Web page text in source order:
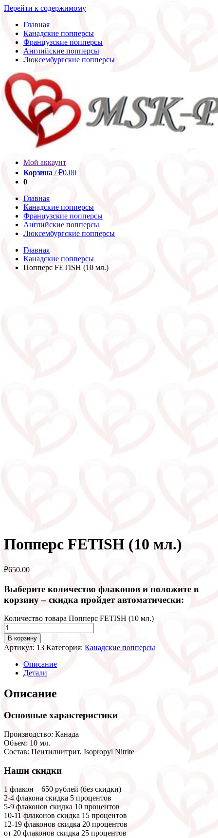
Перейти к содержимому
Главная
Канадские попперсы
Французские попперсы
Английские попперсы
Люксембургские попперсы
Мой аккаунт
Корзина /₽0.00
0
Главная
Канадские попперсы
Французские попперсы
Английские попперсы
Люксембургские попперсы
Главная
Канадские попперсы
Попперс FETISH (10 мл.)
Попперс FETISH (10 мл.)
₽650.00
Выберите количество флаконов и положите в
корзину – скидка пройдет автоматически:
Количество товара Попперс FETISH (10 мл.)
В корзину
Артикул: 13 Категория: Канадские попперсы
Описание
Детали
Описание
Основные характеристики
Производство: Канада
Объем: 10 мл.
Состав: Пентилнитрит, Isopropyl Nitrite
Наши скидки
1 флакон – 650 рублей (без скидки)
2-4 флакона скидка 5 процентов
5-9 флаконов скидка 10 процентов
10-11 флаконов скидка 15 процентов
12-19 флаконов скидка 20 процентов
от 20 флаконов скидка 25 процентов